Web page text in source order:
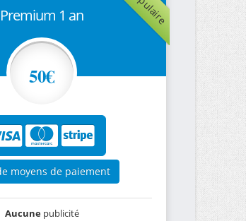
Premium 1 an
50€
moyens de paiement
Aucunepublicité